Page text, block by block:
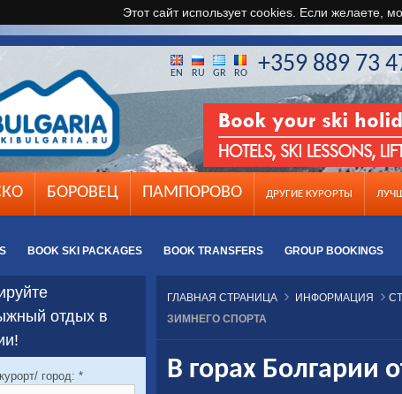
Этот сайт использует cookies. Если желаете,
БОРОВЕЦ ПАМПОРОВО ДРУГИЕ КУРОРТЫ
BOOK SKI PACKAGES BOOK TRANSFERS GROUP BOOKINGS
EN RU GR RO +359 889 73
ГЛАВНАЯ СТРАНИЦА ИНФОРМАЦИЯ
ЗИМНЕГО СПОРТА
В горах Болгарии
отдых в
город: *